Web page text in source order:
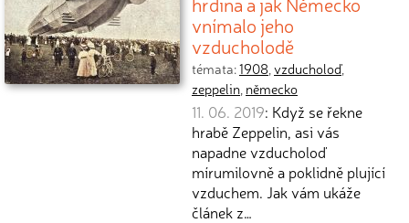
vnímalo jeho
vzducholodě
témata:1908,vzducholoď,
zeppelin, německo
11. 06. 2019: Když se řekne
hrabě Zeppelin, asi vás
napadne vzducholoď
mírumilovně a poklidně plující
vzduchem. Jak vám ukáže
článek z…